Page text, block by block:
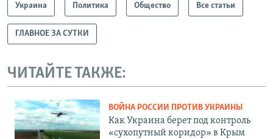
Украина Политика Общество Все статьи
ГЛАВНОЕ ЗА СУТКИ
ЧИТАЙТЕ ТАКЖЕ:
ВОЙНА РОССИИ ПРОТИВ УКРАИНЫ
Как Украина берет под контроль
«сухопутный коридор» в Крым